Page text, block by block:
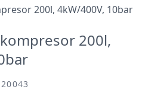
200l,